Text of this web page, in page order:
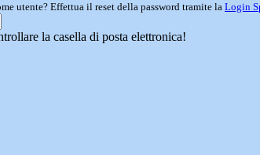
utente? Effettua il reset della password tramite la Login
la casella di posta elettronica!